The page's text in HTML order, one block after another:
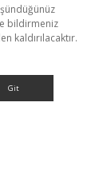
bildirmeniz
kaldırılacaktır.